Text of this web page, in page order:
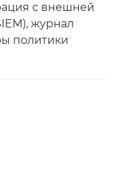
с внешней
журнал
политики